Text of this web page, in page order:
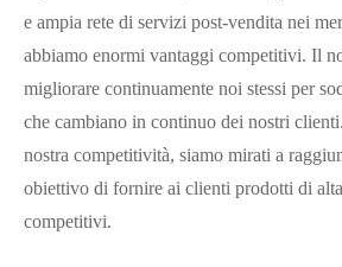
e ampia rete di servizi post-vendita nei
abbiamo enormi vantaggi competitivi. Il
migliorare continuamente noi stessi per
che cambiano in continuo dei nostri
nostra competitività, siamo mirati a
obiettivo di fornire ai clienti prodotti di
competitivi.